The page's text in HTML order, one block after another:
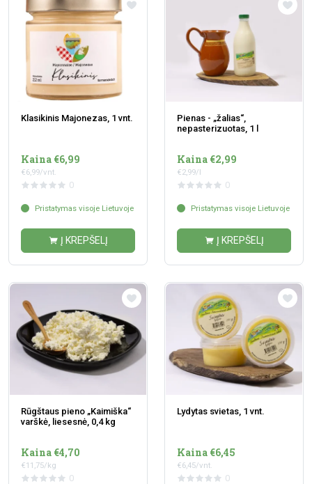
Klasikinis Majonezas, 1 vnt.
Kaina €6,99
€6,99/vnt.
0
Pristatymas visoje Lietuvoje
Į KREPŠELĮ
Pienas - „žalias“,
nepasterizuotas, 1 l
Kaina €2,99
€2,99/l
0
Pristatymas visoje Lietuvoje
Į KREPŠELĮ
Rūgštaus pieno „Kaimiška“
varškė, liesesnė, 0,4 kg
Kaina €4,70
€11,75/kg
0
Lydytas svietas, 1 vnt.
Kaina €6,45
€6,45/vnt.
0